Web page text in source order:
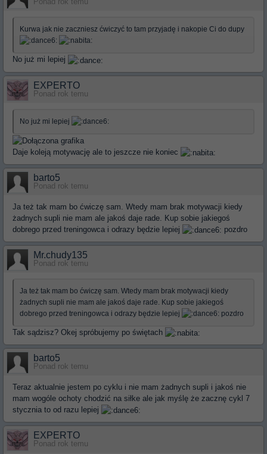
Ponad rok temu
Kurwa jak nie zaczniesz ćwiczyć to tam przyjadę i nakopie Ci do dupy
No już mi lepiej
EXPERTO
Ponad rok temu
No już mi lepiej
Daje koleją motywację ale to jeszcze nie koniec
barto5
Ponad rok temu
Ja też tak mam bo ćwiczę sam. Wtedy mam brak motywacji kiedy
żadnych supli nie mam ale jakoś daje rade. Kup sobie jakiegoś
dobrego przed treningowca i odrazy będzie lepiej
pozdro
Mr.chudy135
Ponad rok temu
Ja też tak mam bo ćwiczę sam. Wtedy mam brak motywacji kiedy
żadnych supli nie mam ale jakoś daje rade. Kup sobie jakiegoś
dobrego przed treningowca i odrazy będzie lepiej
pozdro
Tak sądzisz? Okej spróbujemy po świętach
barto5
Ponad rok temu
Teraz aktualnie jestem po cyklu i nie mam żadnych supli i jakoś nie
mam wogóle ochoty chodzić na siłke ale jak myślę że zacznę cykl 7
stycznia to od razu lepiej
EXPERTO
Ponad rok temu